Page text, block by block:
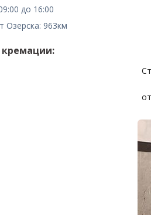
до 16:00
Озерска: 963км